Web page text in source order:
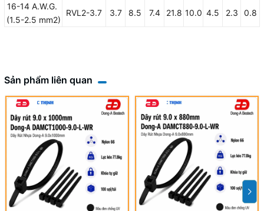
16-14 A.W.G.
(1.5-2.5 mm2)
RVL2-3.7 3.7 8.5 7.4 21.8 10.0 4.5 2.3 0.8
Sản phẩm liên quan